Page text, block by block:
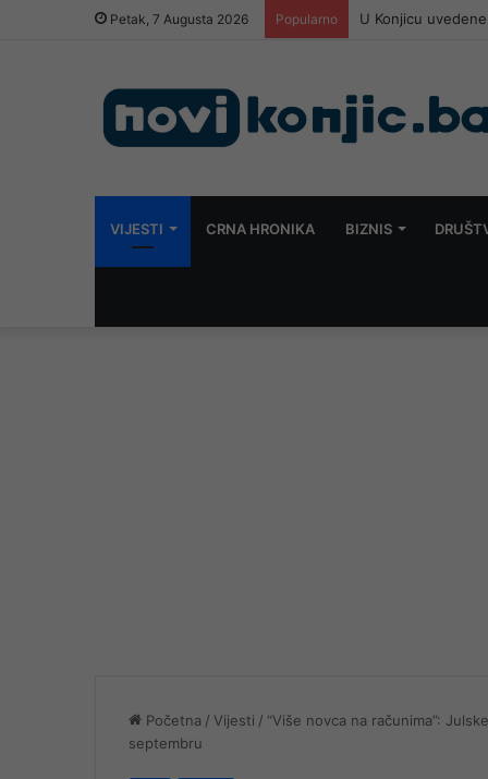
Petak, 7 Augusta 2026 Popularno U Konjicu
VIJESTI CRNA HRONIKA BIZNIS
Početna / Vijesti / “Više novca na računima”:
septembru